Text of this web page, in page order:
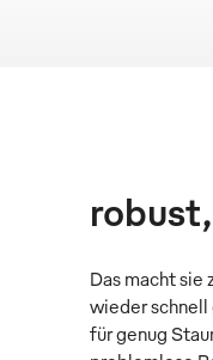
Das macht
wieder
für genug